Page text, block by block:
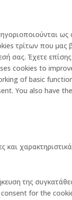
τρίτων που
Έχετε επίσης
cookies to
of basic
You also have
και
της
for the